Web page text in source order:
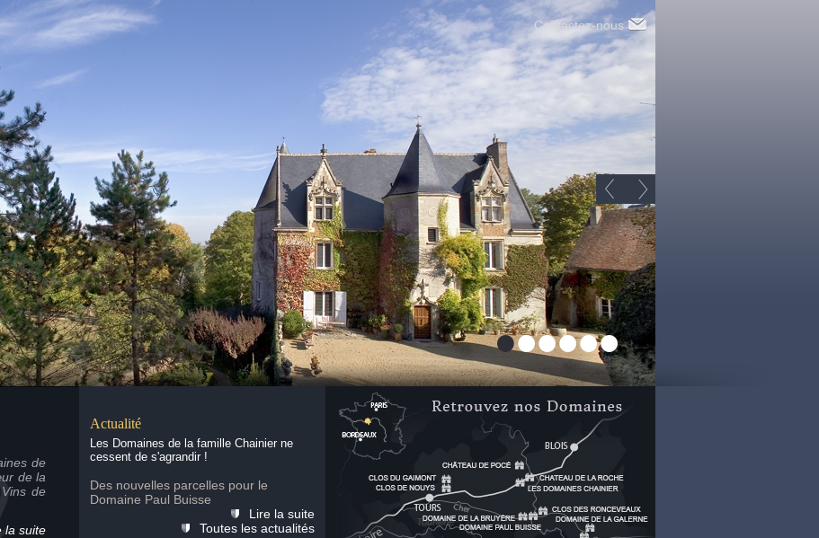
1 2 3 4 5 6
Contactez-nous
de
de la
de
la suite
Actualité
Les Domaines de la famille Chainier ne
cessent de s'agrandir !
Des nouvelles parcelles pour le
Domaine Paul Buisse
Lire la suite
Toutes les actualités